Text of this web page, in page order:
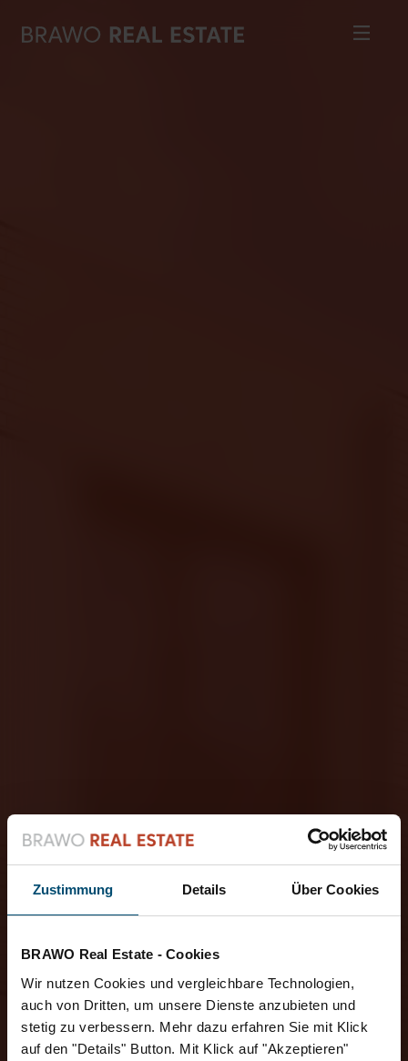
Zustimmung Details Über Cookies
BRAWO Real Estate - Cookies
Wir nutzen Cookies und vergleichbare Technologien,
auch von Dritten, um unsere Dienste anzubieten und
stetig zu verbessern. Mehr dazu erfahren Sie mit Klick
auf den "Details" Button. Mit Klick auf "Akzeptieren"